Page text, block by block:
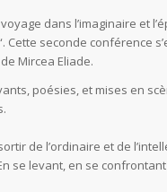
dans l’imaginaire et
Cette seconde conférence
Mircea Eliade.
poésies, et mises en
de l’ordinaire et de
se levant, en se